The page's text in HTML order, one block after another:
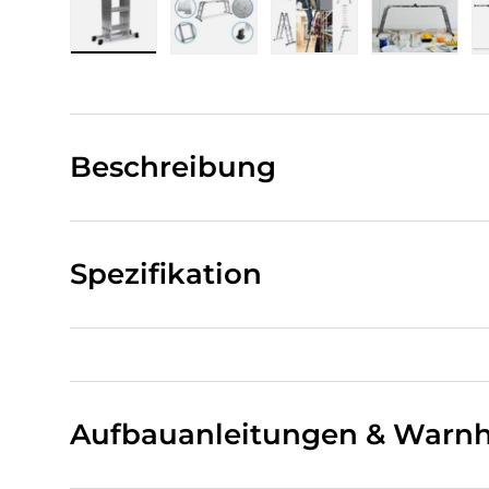
Beschreibung
Spezifikation
Aufbauanleitungen &